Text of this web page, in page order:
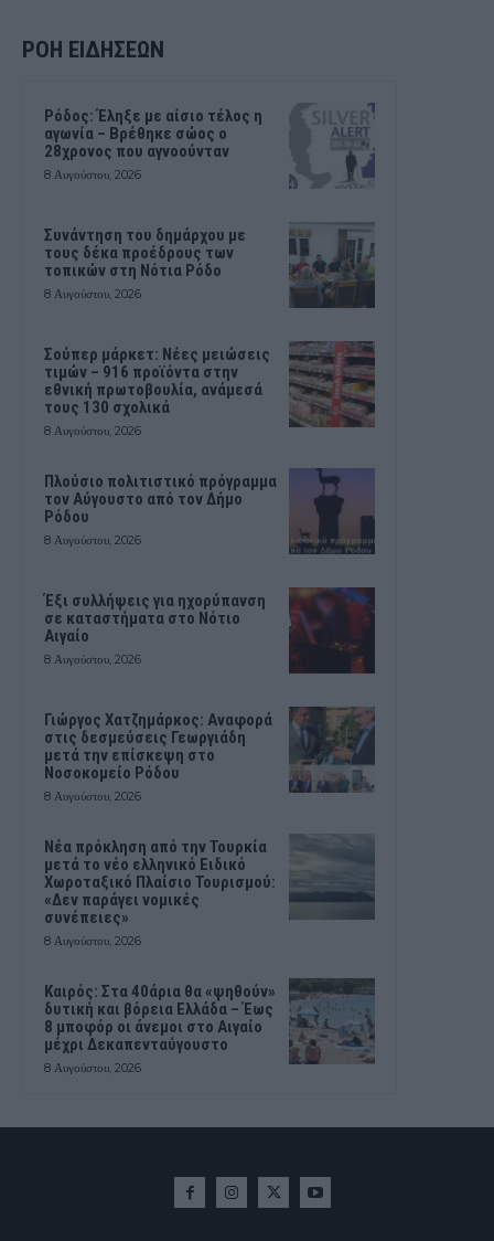
ΡΟΗ ΕΙΔΗΣΕΩΝ
Ρόδος: Έληξε με αίσιο τέλος η
αγωνία – Βρέθηκε σώος ο
28χρονος που αγνοούνταν
8 Αυγούστου, 2026
Συνάντηση του δημάρχου με
τους δέκα προέδρους των
τοπικών στη Νότια Ρόδο
8 Αυγούστου, 2026
Σούπερ μάρκετ: Νέες μειώσεις
τιμών – 916 προϊόντα στην
εθνική πρωτοβουλία, ανάμεσά
τους 130 σχολικά
8 Αυγούστου, 2026
Πλούσιο πολιτιστικό πρόγραμμα
τον Αύγουστο από τον Δήμο
Ρόδου
8 Αυγούστου, 2026
Έξι συλλήψεις για ηχορύπανση
σε καταστήματα στο Νότιο
Αιγαίο
8 Αυγούστου, 2026
Γιώργος Χατζημάρκος: Αναφορά
στις δεσμεύσεις Γεωργιάδη
μετά την επίσκεψη στο
Νοσοκομείο Ρόδου
8 Αυγούστου, 2026
Νέα πρόκληση από την Τουρκία
μετά το νέο ελληνικό Ειδικό
Χωροταξικό Πλαίσιο Τουρισμού:
«Δεν παράγει νομικές
συνέπειες»
8 Αυγούστου, 2026
Καιρός: Στα 40άρια θα «ψηθούν»
δυτική και βόρεια Ελλάδα – Έως
8 μποφόρ οι άνεμοι στο Αιγαίο
μέχρι Δεκαπενταύγουστο
8 Αυγούστου, 2026